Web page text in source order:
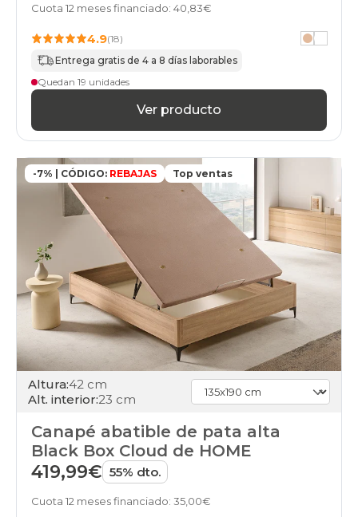
abatibles
cambria
abatibles
100x200cm-
gemelo
cambria
abatibles
100x200cm-
unfrente
cambria
canapes-
200x200cm-
cambria
canapes-
abatibles
200x210cm-
especial
cambria
canapes-
abatibles
200x220cm-
especial
cambria
canapes-
2-
Cuota 12 meses financiado: 40,83€
4.9(18)
Entrega gratis de 4 a 8 días laborables
Quedan 19 unidades
Ver producto
-7% | CÓDIGO: REBAJAS Top ventas
Altura:42 cm
Alt. interior:23 cm
Canapé abatible de pata alta
Black Box Cloud de HOME
419,99€ 55% dto.
Cuota 12 meses financiado: 35,00€